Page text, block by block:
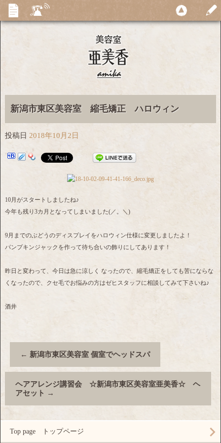
新潟市東区美容室 縮毛矯正 ハロウィン
投稿日 2018年10月2日
10月がスタートしましたね♪
今年も残り3カ月となってしまいました(／。＼)
9月までのぶどうのディスプレイをハロウィン仕様に変更しましたよ！
パンプキンジャックを作って待ち合いの飾りにしてあります！
昨日と変わって、今日は急に涼しく なったので、縮毛矯正をしても苦にならな
くなったので、クセ毛でお悩みの方はゼヒスタッフに相談してみて下さいね♪
酒井
← 新潟市東区美容室 個室でヘッドスパ
ヘアアレンジ講習会 ☆新潟市東区美容室亜美香☆ ヘ
アセット
→
Top page トップページ